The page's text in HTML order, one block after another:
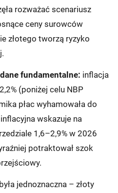
rozważać scenariusz
ceny surowców
złotego tworzą ryzyko
fundamentalne: inflacja
(poniżej celu NBP
płac wyhamowała do
wskazuje na
1,6–2,9% w 2026
potraktował szok
jednoznaczna – złoty